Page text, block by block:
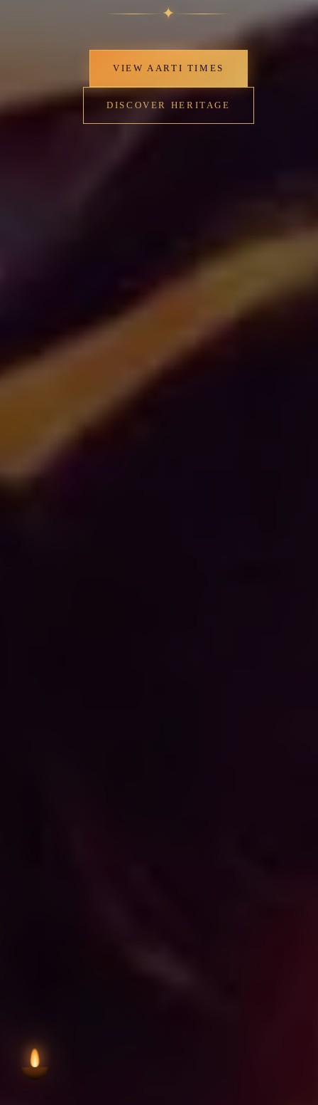
🔍 ✦
VIEW AARTI TIMES
DISCOVER HERITAGE